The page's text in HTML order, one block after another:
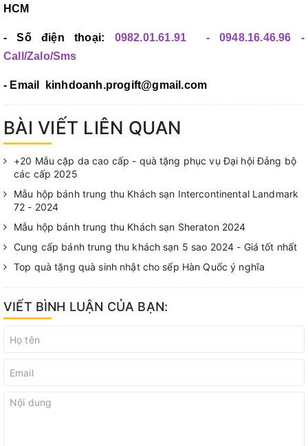
HCM
- Số điện thoại: 0982.01.61.91 - 0948.16.46.96 -
Call/Zalo/Sms
- Email kinhdoanh.progift@gmail.com
BÀI VIẾT LIÊN QUAN
+20 Mẫu cặp da cao cấp - quà tặng phục vụ Đại hội Đảng bộ
các cấp 2025
Mẫu hộp bánh trung thu Khách sạn Intercontinental Landmark
72 - 2024
Mẫu hộp bánh trung thu Khách sạn Sheraton 2024
Cung cấp bánh trung thu khách sạn 5 sao 2024 - Giá tốt nhất
Top quà tặng quà sinh nhật cho sếp Hàn Quốc ý nghĩa
VIẾT BÌNH LUẬN CỦA BẠN: